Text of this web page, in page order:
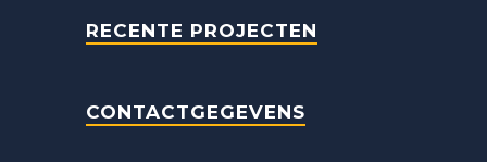
RECENTE PROJECTEN
CONTACTGEGEVENS